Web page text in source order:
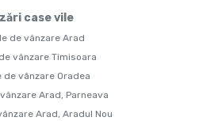
case vile
de vânzare Arad
vânzare Timisoara
de vânzare Oradea
Arad, Parneava
Arad, Aradul Nou